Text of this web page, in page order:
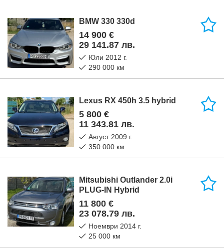
BMW 330 330d
14 900 €
29 141.87 лв.
юли 2012 г.
290 000 км
Lexus RX 450h 3.5 hybrid
5 800 €
11 343.81 лв.
август 2009 г.
350 000 км
Mitsubishi Outlander 2.0i
PLUG-IN Hybrid
11 800 €
23 078.79 лв.
ноември 2014 г.
25 000 км